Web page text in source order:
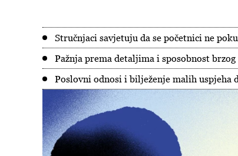
Stručnjaci savjetuju da se početnici ne
Pažnja prema detaljima i sposobnost
Poslovni odnosi i bilježenje malih uspjeha